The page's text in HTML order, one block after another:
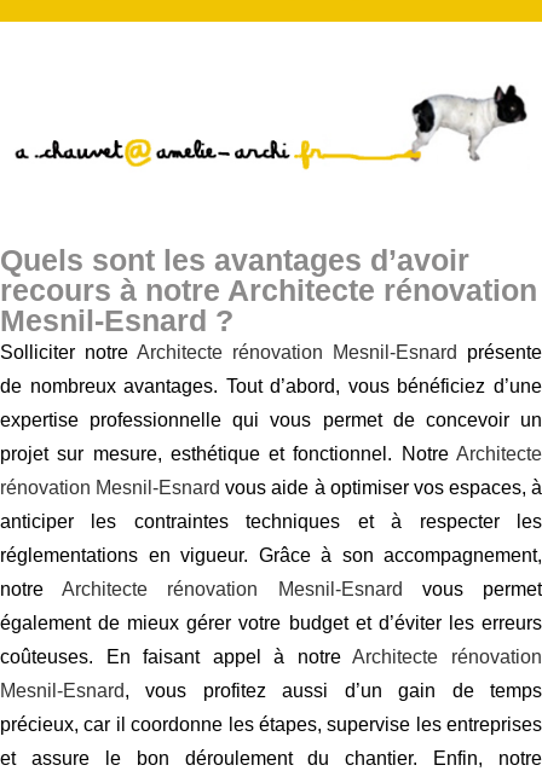
Quels sont les avantages d’avoir
recours à notre Architecte rénovation
Mesnil-Esnard ?
Solliciter notre Architecte rénovation Mesnil-Esnard
présente
de nombreux avantages. Tout d’abord, vous bénéficiez d’une
expertise professionnelle qui vous permet de concevoir un
projet sur mesure, esthétique et fonctionnel. Notre Architecte
rénovation Mesnil-Esnard vous aide à optimiser vos espaces, à
anticiper les contraintes techniques et à respecter les
réglementations en vigueur. Grâce à son accompagnement,
notreArchitecte rénovation Mesnil-Esnard vous permet
également de mieux gérer votre budget et d’éviter les erreurs
coûteuses. En faisant appel à notreArchitecte rénovation
Mesnil-Esnard, vous profitez aussi d’un gain de temps
précieux, car il coordonne les étapes, supervise les entreprises
et assure le bon déroulement du chantier. Enfin, notre